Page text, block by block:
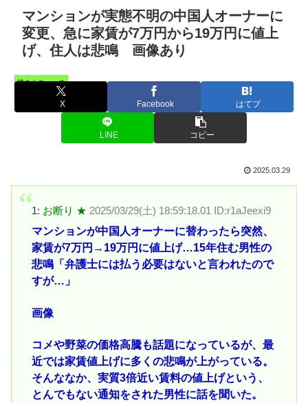
マンションが実態不明の中国人オーナーに
変更、急に家賃が7万円から19万円に値上
げ、住人は悲鳴 画像あり
憤まんニュース
X Facebook はてブ
LINE コピー
2025.03.29
1: お断り ★ 2025/03/29(土) 18:59:18.01 ID:r1aJeexi9
マンションが中国人オーナーに替わったら突然、
家賃が7万円→19万円に値上げ…15年住む男性の
悲鳴「弁護士には払う必要はないと言われたので
すが…」
画像
コメや野菜の価格高騰も話題になっているが、最
近では家賃値上げに多くの悲鳴が上がっている。
そんななか、実質3倍近い賃料の値上げという、
とんでもない通知をされた男性に話を聞いた。